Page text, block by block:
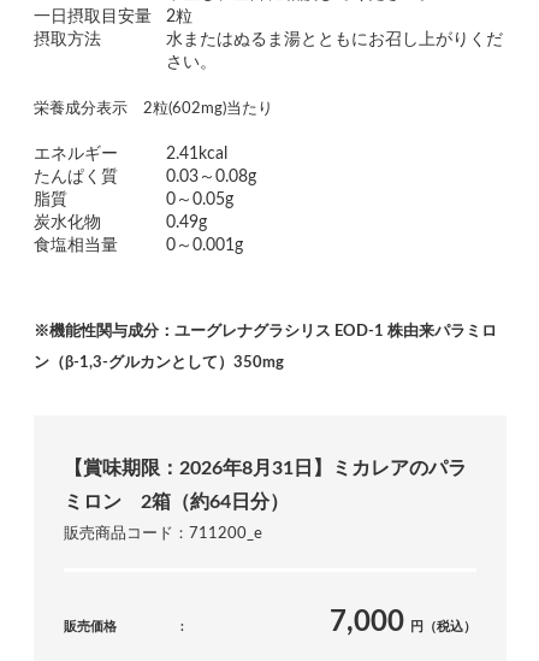
一日摂取目安量
2粒
摂取方法
水またはぬるま湯とともにお召し上がりくだ
さい。
栄養成分表示 2粒(602mg)当たり
エネルギー
2.41kcal
たんぱく質
0.03～0.08g
脂質
0～0.05g
炭水化物
0.49g
食塩相当量
0～0.001g
※機能性関与成分：ユーグレナグラシリス EOD-1 株由来パラミロ
ン（β-1,3-グルカンとして）350mg
【賞味期限：2026年8月31日】ミカレアのパラ
ミロン 2箱（約64日分）
販売商品コード：711200_e
販売価格 7,000 円（税込）